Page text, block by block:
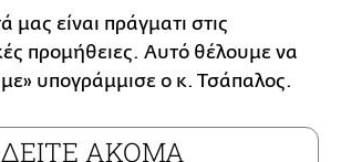
μας είναι πράγματι στις
προμήθειες. Αυτό θέλουμε να
υπογράμμισε ο κ. Τσάπαλος.
ΔΕΙΤΕ ΑΚΟΜΑ